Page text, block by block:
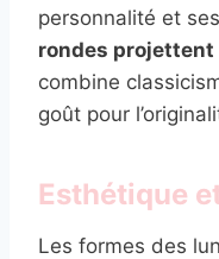
personnalité et
rondes
combine
goût pour
Esthétique
Les formes des